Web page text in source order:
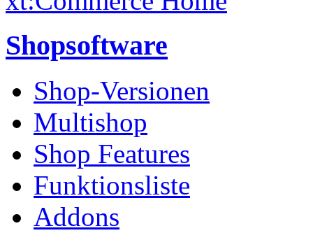
Shopsoftware
Shop-Versionen
Multishop
Shop Features
Funktionsliste
Addons